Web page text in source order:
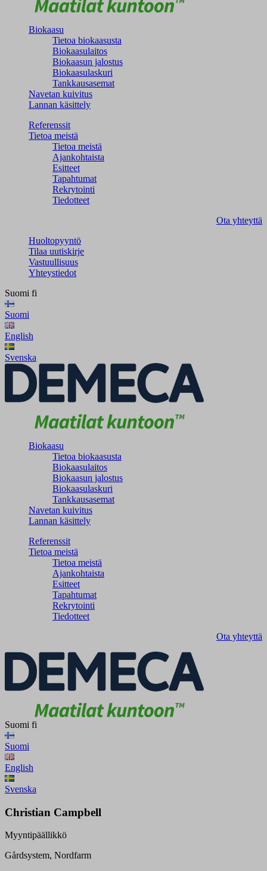
Biokaasu
Tietoa biokaasusta
Biokaasulaitos
Biokaasun jalostus
Biokaasulaskuri
Tankkausasemat
Navetan kuivitus
Lannan käsittely
Referenssit
Tietoa meistä
Tietoa meistä
Ajankohtaista
Esitteet
Tapahtumat
Rekrytointi
Tiedotteet
Ota yhteyttä
Huoltopyyntö
Tilaa uutiskirje
Vastuullisuus
Yhteystiedot
Suomi fi
Suomi
English
Svenska
Biokaasu
Tietoa biokaasusta
Biokaasulaitos
Biokaasun jalostus
Biokaasulaskuri
Tankkausasemat
Navetan kuivitus
Lannan käsittely
Referenssit
Tietoa meistä
Tietoa meistä
Ajankohtaista
Esitteet
Tapahtumat
Rekrytointi
Tiedotteet
Ota yhteyttä
Suomi fi
Suomi
English
Svenska
Christian Campbell
Myyntipäällikkö
Gårdsystem, Nordfarm